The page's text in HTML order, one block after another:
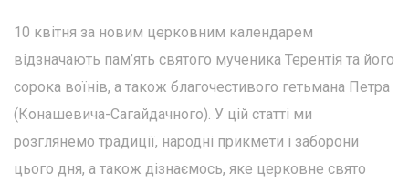
10 квітня за новим церковним календарем
відзначають пам’ять святого мученика Терентія та його
сорока воїнів, а також благочестивого гетьмана Петра
(Конашевича-Сагайдачного). У цій статті ми
розглянемо традиції, народні прикмети і заборони
цього дня, а також дізнаємось, яке церковне свято